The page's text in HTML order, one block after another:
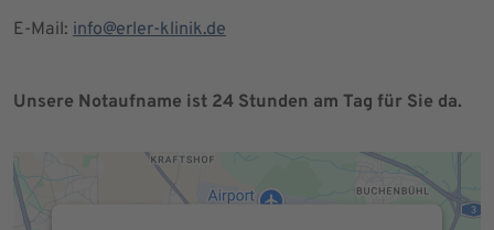
E-Mail: info@erler-klinik.de
Unsere Notaufname ist 24 Stunden am Tag für Sie da.